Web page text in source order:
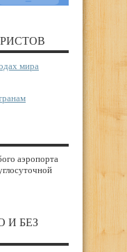
мира
аэропорта
И БЕЗ